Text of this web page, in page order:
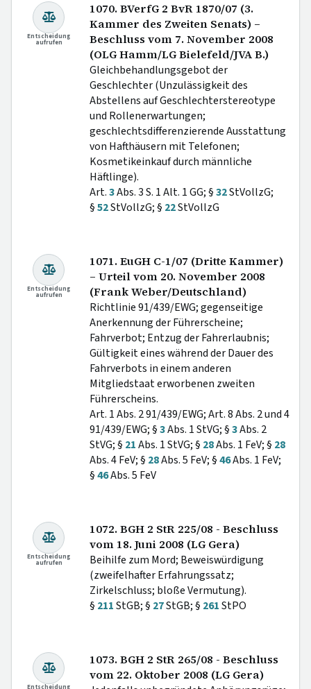
Entscheidung
aufrufen
1070. BVerfG 2 BvR 1870/07 (3.
Kammer des Zweiten Senats) –
Beschluss vom 7. November 2008
(OLG Hamm/LG Bielefeld/JVA B.)
Gleichbehandlungsgebot der
Geschlechter (Unzulässigkeit des
Abstellens auf Geschlechterstereotype
und Rollenerwartungen;
geschlechtsdifferenzierende Ausstattung
von Hafthäusern mit Telefonen;
Kosmetikeinkauf durch männliche
Häftlinge).
Art.3Abs. 3 S. 1 Alt. 1 GG; §32StVollzG;
§52StVollzG; § 22StVollzG
Entscheidung
aufrufen
1071. EuGH C-1/07 (Dritte Kammer)
– Urteil vom 20. November 2008
(Frank Weber/Deutschland)
Richtlinie 91/439/EWG; gegenseitige
Anerkennung der Führerscheine;
Fahrverbot; Entzug der Fahrerlaubnis;
Gültigkeit eines während der Dauer des
Fahrverbots in einem anderen
Mitgliedstaat erworbenen zweiten
Führerscheins.
Art. 1 Abs. 2 91/439/EWG; Art. 8 Abs. 2 und 4
91/439/EWG; §3Abs. 1 StVG; §3Abs. 2
StVG; § 21Abs. 1 StVG; § 28Abs. 1 FeV; § 28
Abs. 4 FeV; § 28Abs. 5 FeV; §46Abs. 1 FeV;
§46Abs. 5 FeV
Entscheidung
aufrufen
1072. BGH 2 StR 225/08 - Beschluss
vom 18. Juni 2008 (LG Gera)
Beihilfe zum Mord; Beweiswürdigung
(zweifelhafter Erfahrungssatz;
Zirkelschluss; bloße Vermutung).
§ 211StGB; § 27StGB; § 261StPO
1073. BGH 2 StR 265/08 - Beschluss
vom 22. Oktober 2008 (LG Gera)